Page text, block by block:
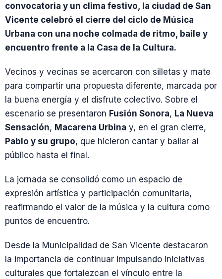
convocatoria y un clima festivo, la ciudad de San
Vicente celebró el cierre del ciclo de Música
Urbana con una noche colmada de ritmo, baile y
encuentro frente a la Casa de la Cultura.
Vecinos y vecinas se acercaron con silletas y mate
para compartir una propuesta diferente, marcada por
la buena energía y el disfrute colectivo. Sobre el
escenario se presentaron Fusión Sonora, La Nueva
Sensación, Macarena Urbina y, en el gran cierre,
Pablo y su grupo, que hicieron cantar y bailar al
público hasta el final.
La jornada se consolidó como un espacio de
expresión artística y participación comunitaria,
reafirmando el valor de la música y la cultura como
puntos de encuentro.
Desde la Municipalidad de San Vicente destacaron
la importancia de continuar impulsando iniciativas
culturales que fortalezcan el vínculo entre la